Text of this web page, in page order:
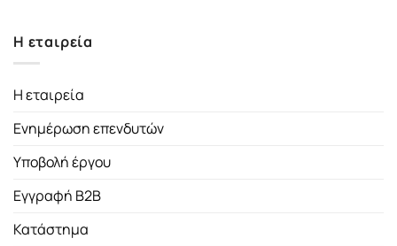
Η εταιρεία
Η εταιρεία
Ενημέρωση επενδυτών
Υποβολή έργου
Εγγραφή B2B
Κατάστημα